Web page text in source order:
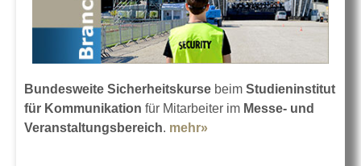
Bundesweite Sicherheitskurse beim Studieninstitut
für Kommunikation für Mitarbeiter im Messe- und
Veranstaltungsbereich. mehr»